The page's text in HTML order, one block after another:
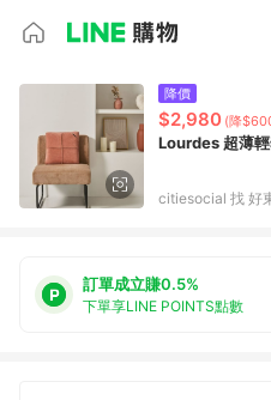
降價
$2,980 (降
Lourdes 超薄
citiesocial 找 好
訂單成立賺0.5%
下單享LINE POINTS點數